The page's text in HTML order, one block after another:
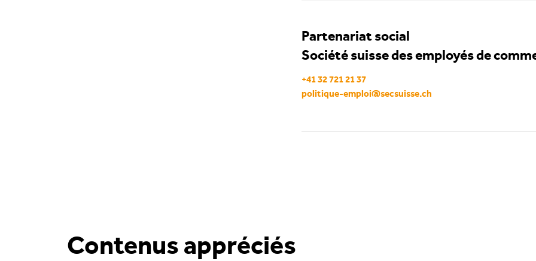
Partenariat social
Société suisse des employés de
+41 32 721 21 37
politique-emploi@secsuisse.ch
Contenus appréciés